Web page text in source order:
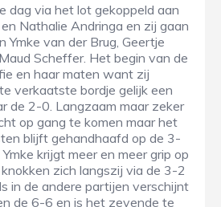
dag via het lot gekoppeld aan
Nathalie Andringa en zij gaan
Ymke van der Brug, Geertje
Scheffer. Het begin van de
en haar maten want zij
verkaatste bordje gelijk een
de 2-0. Langzaam maar zeker
op gang te komen maar het
blijft gehandhaafd op de 3-
krijgt meer en meer grip op
zich langszij via de 3-2
in de andere partijen verschijnt
de 6-6 en is het zevende te